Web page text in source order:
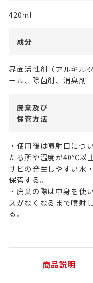
420ml
成分
界面活性剤（アルキル
ール、除菌剤、消臭剤
廃棄及び
保管方法
・使用後は噴射口につ
たる所や温度が40℃以
サビの発生しやすい水
保管する。
・廃棄の際は中身を使
スがなくなるまで噴射
る。
商品説明